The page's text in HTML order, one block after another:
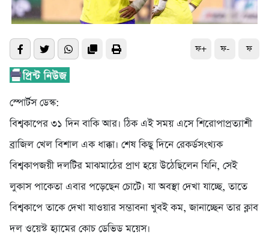
ফ+ ফ- ফ
স্পোর্টস ডেস্ক:
বিশ্বকাপের ৩১ দিন বাকি আর। ঠিক এই সময় এসে শিরোপাপ্রত্যাশী
ব্রাজিল খেল বিশাল এক ধাক্কা। শেষ কিছু দিনে রেকর্ডসংখ্যক
বিশ্বকাপজয়ী দলটির মাঝমাঠের প্রাণ হয়ে উঠেছিলেন যিনি, সেই
লুকাস পাকেতা এবার পড়েছেন চোটে। যা অবস্থা দেখা যাচ্ছে, তাতে
বিশ্বকাপে তাকে দেখা যাওয়ার সম্ভাবনা খুবই কম, জানাচ্ছেন তার ক্লাব
দল ওয়েস্ট হ্যামের কোচ ডেভিড ময়েস।